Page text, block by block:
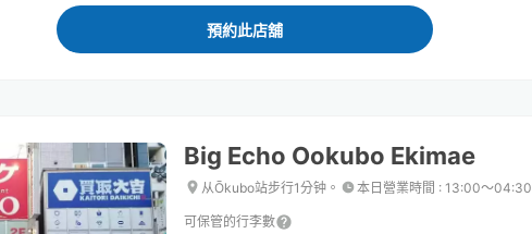
預約此店舖
Big Echo Ookubo Ekimae
从Ōkubo站步行1分钟。 本日營業時間 : 13:00〜04:30
可保管的行李數